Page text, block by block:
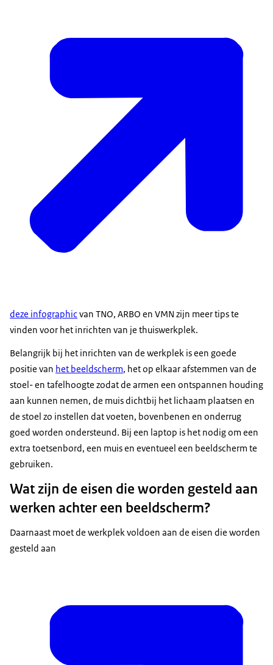
deze infographic van TNO, ARBO en VMN zijn meer tips te
vinden voor het inrichten van je thuiswerkplek.
Belangrijk bij het inrichten van de werkplek is een goede
positie van het beeldscherm, het op elkaar afstemmen van de
stoel- en tafelhoogte zodat de armen een ontspannen houding
aan kunnen nemen, de muis dichtbij het lichaam plaatsen en
de stoel zo instellen dat voeten, bovenbenen en onderrug
goed worden ondersteund. Bij een laptop is het nodig om een
extra toetsenbord, een muis en eventueel een beeldscherm te
gebruiken.
Wat zijn de eisen die worden gesteld aan
werken achter een beeldscherm?
Daarnaast moet de werkplek voldoen aan de eisen die worden
gesteld aan